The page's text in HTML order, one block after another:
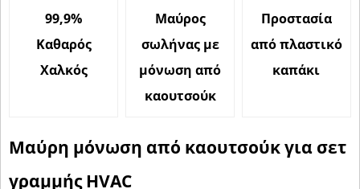
99,9%
Καθαρός
Χαλκός
Μαύρος
σωλήνας με
μόνωση από
καουτσούκ
Προστασία
από πλαστικό
καπάκι
Μαύρη μόνωση από καουτσούκ για σετ
γραμμής HVAC